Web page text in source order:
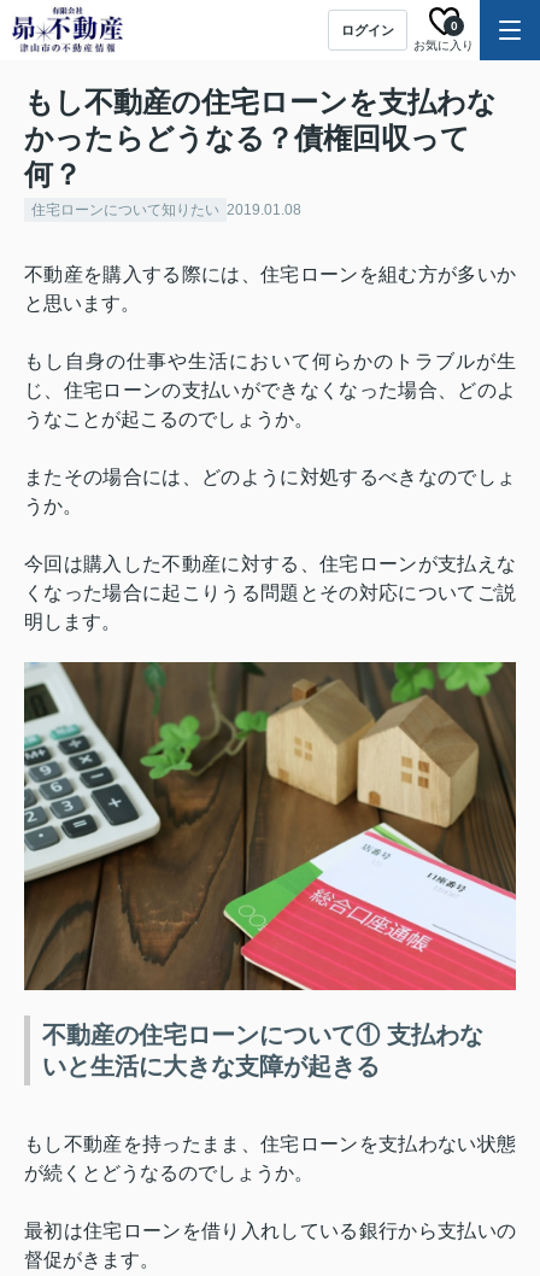
ログイン
お気に入り
0
もし不動産の住宅ローンを支払わな
かったらどうなる？債権回収って
何？
住宅ローンについて知りたい 2019.01.08
不動産を購入する際には、住宅ローンを組む方が多いか
と思います。
もし自身の仕事や生活において何らかのトラブルが生
じ、住宅ローンの支払いができなくなった場合、どのよ
うなことが起こるのでしょうか。
またその場合には、どのように対処するべきなのでしょ
うか。
今回は購入した不動産に対する、住宅ローンが支払えな
くなった場合に起こりうる問題とその対応についてご説
明します。
不動産の住宅ローンについて① 支払わな
いと生活に大きな支障が起きる
もし不動産を持ったまま、住宅ローンを支払わない状態
が続くとどうなるのでしょうか。
最初は住宅ローンを借り入れしている銀行から支払いの
督促がきます。